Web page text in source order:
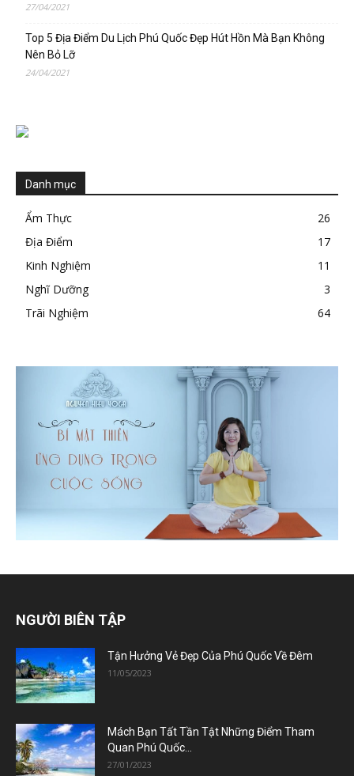
27/04/2021
Top 5 Địa Điểm Du Lịch Phú Quốc Đẹp Hút Hồn Mà Bạn Không
Nên Bỏ Lỡ
24/04/2021
Danh mục
Ẩm Thực
26
Địa Điểm
17
Kinh Nghiệm
11
Nghĩ Dưỡng
3
Trãi Nghiệm
64
NGƯỜI BIÊN TẬP
Tận Hưởng Vẻ Đẹp Của Phú Quốc Về Đêm
11/05/2023
Mách Bạn Tất Tần Tật Những Điểm Tham
Quan Phú Quốc...
27/01/2023